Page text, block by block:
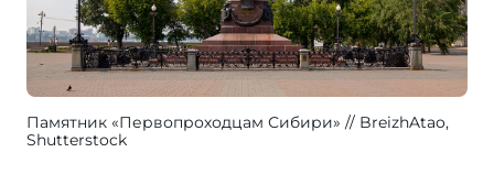
Памятник «Первопроходцам Сибири»
BreizhAtao,
Shutterstock